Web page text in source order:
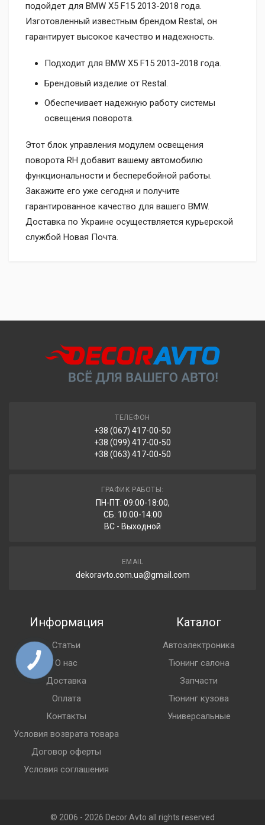
подойдет для BMW X5 F15 2013-2018 года.
Изготовленный известным брендом Restal, он
гарантирует высокое качество и надежность.
Подходит для BMW X5 F15 2013-2018 года.
Брендовый изделие от Restal.
Обеспечивает надежную работу системы
освещения поворота.
Этот блок управления модулем освещения
поворота RH добавит вашему автомобилю
функциональности и бесперебойной работы.
Закажите его уже сегодня и получите
гарантированное качество для вашего BMW.
Доставка по Украине осуществляется курьерской
службой Новая Почта.
получателя.
посылка автоматически возвращается через 7 дней ожидания
компании (ФЛП) по номеру IBAN.
документов (счет-фактура и расходная накладная).
ТЕЛЕФОН
+38 (067) 417-00-50
+38 (099) 417-00-50
+38 (063) 417-00-50
ГРАФИК РАБОТЫ:
ПН-ПТ: 09:00-18:00,
СБ: 10:00-14:00
ВС - Выходной
EMAIL
dekoravto.com.ua@gmail.com
Информация
Статьи
О нас
Доставка
Оплата
Контакты
Условия возврата товара
Договор оферты
Условия соглашения
Каталог
Автоэлектроника
Тюнинг салона
Запчасти
Тюнинг кузова
Универсальные
© 2006 - 2026 Decor Avto all rights reserved